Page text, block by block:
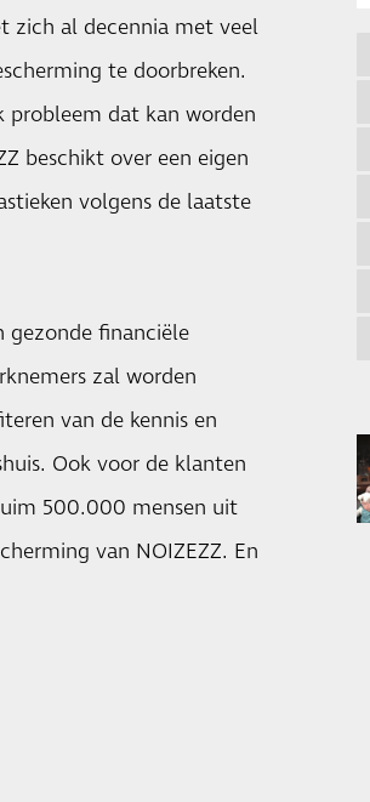
zich al decennia met veel
te doorbreken.
probleem dat kan worden
beschikt over een eigen
volgens de laatste
financiële
zal worden
van de kennis en
Ook voor de klanten
500.000 mensen uit
van NOIZEZZ. En